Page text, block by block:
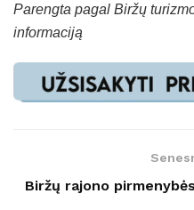
Parengta pagal Biržų
informaciją
Biržų rajono